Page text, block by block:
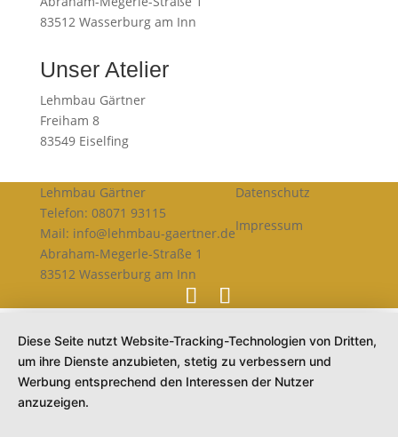
83512 Wasserburg am Inn
Unser Atelier
Lehmbau Gärtner
Freiham 8
83549 Eiselfing
Lehmbau Gärtner
Telefon: 08071 93115
Mail: info@lehmbau-gaertner.de
Abraham-Megerle-Straße 1
83512 Wasserburg am Inn
Datenschutz
Impressum
Diese Seite nutzt Website-Tracking-Technologien von Dritten,
um ihre Dienste anzubieten, stetig zu verbessern und
Werbung entsprechend den Interessen der Nutzer
anzuzeigen.